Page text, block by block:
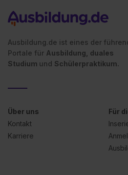
Ausbildung.de ist eines der
Portale für Ausbildung, duales
Studium und Schülerpraktikum.
Über uns
Kontakt
Karriere
Für